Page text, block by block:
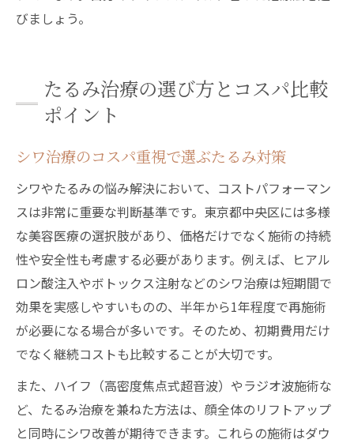
びましょう。
たるみ治療の選び方とコスパ比較
ポイント
シワ治療のコスパ重視で選ぶたるみ対策
シワやたるみの悩み解決において、コストパフォーマン
スは非常に重要な判断基準です。東京都中央区には多様
な美容医療の選択肢があり、価格だけでなく施術の持続
性や安全性も考慮する必要があります。例えば、ヒアル
ロン酸注入やボトックス注射などのシワ治療は短期間で
効果を実感しやすいものの、半年から1年程度で再施術
が必要になる場合が多いです。そのため、初期費用だけ
でなく継続コストも比較することが大切です。
また、ハイフ（高密度焦点式超音波）やラジオ波施術な
ど、たるみ治療を兼ねた方法は、顔全体のリフトアップ
と同時にシワ改善が期待できます。これらの施術はダウ